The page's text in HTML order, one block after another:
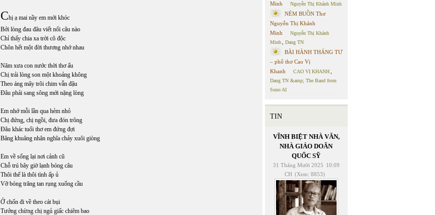
Chị ạ mai nầy em mới khóc
Bởi lòng đau đâu viết nổi câu nào
Chỉ thấy chia xa trời cô độc
Chôn hết một đời thương nhớ nhau
Năm xưa con nước thời thơ ấu
Chị trải lòng son một khoảng không
Theo áng mây trôi chim vẫn đậu
Đâu phải sang sông mới nặng lòng
Em nhớ mỗi lần qua hẻm nhỏ
Chị đứng, chị ngồi, đưa đón trông
Đâu khác tuổi thơ em đứng đợi
Bâng khuâng nhân nghĩa chảy xuôi giòng
Em về sống lại nơi cảnh cũ
Chỗ trú bây giờ lạnh bóng câu
Thôi thế là thôi tình ấp ủ
Vỡ bóng trăng tan rụng xuống cầu
Ở chốn đi về theo cát bụi
Tưởng chừng chị ngủ giấc chiêm bao
Minh
Nguyễn Thị Khánh Minh
NÉM BUỒN Thơ
Nguyễn Thị Khánh
Minh
Nguyễn Thị Khánh
Minh
Dang TN
BÀI HÀNH THÁNG TƯ
– phổ thơ Cao Vị
Khanh
CAO VỊ KHANH
Dang TN &amp; The Band from
Suno AI
TIN
VĨNH BIỆT NHÀ VĂN,
NHÀ GIÁO DOÃN
QUỐC SỸ
31 Tháng Mười 2025 10:09
CH (Xem: 8853)